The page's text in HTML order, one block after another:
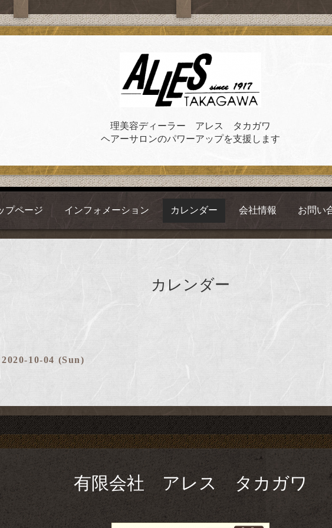
理美容ディーラー アレス タカガワ
ヘアーサロンのパワーアップを支援します
プページ インフォメーション カレンダー 会社情報 お問い
カレンダー
2020-10-04 (Sun)
有限会社 アレス タカガワ